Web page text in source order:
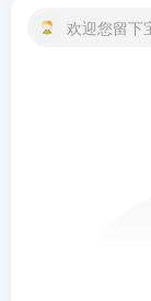
欢迎您留下